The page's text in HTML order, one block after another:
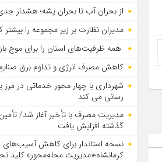
از بحران آب تا بحران پشه؛ هشدار
مدیران نظارت بر زیر مجموعه را بیشتر
همه ظرفیت‌های استان را برای موج
کاهش مصرف انرژی و تداوم برق
شهرداری با چهار محور خدماتی در مرز
رسانی می کند
مدیریت مصرف با تأخیر آغاز شد/
گذشته افزایش یافت
نسخه استاندار برای کاهش آسیب‌های
کرمانشاه؛«مدیریت محله‌محور» کلید